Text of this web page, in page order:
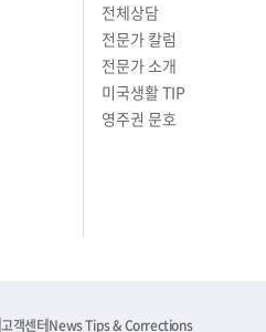
전체상담
전문가 칼럼
전문가 소개
미국생활 TIP
영주권 문호
고객센터News Tips & Corrections